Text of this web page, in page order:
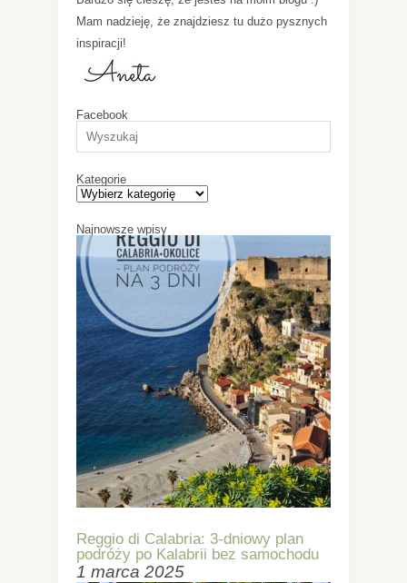
Mam nadzieję, że znajdziesz tu dużo pysznych
inspiracji!
Facebook
Kategorie
Najnowsze wpisy
Reggio di Calabria: 3-dniowy plan
podróży po Kalabrii bez samochodu
1 marca 2025